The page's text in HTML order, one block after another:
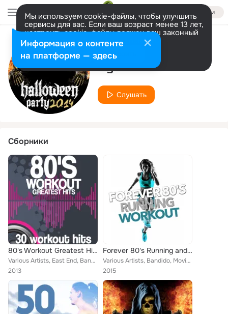
Войти
Мы используем cookie-файлы, чтобы улучшить
сервисы для вас. Если ваш возраст менее 13 лет,
настроить cookie-файлы должен ваш законный
представитель. Больше информации
Разрешить все Настроить
Исполнитель
Cyber Funk
Слушать
Сборники
80's Workout Greatest Hits (30 Workout Hits)
Various Artists, East End, Bandido, Thomas, Axel Force, TK, Sheldon, In.Deep, Cyber Funk, Purple Beat, Level Eleven, DJ Space'c,...
2013
Forever 80's Running and Workout
Various Artists, Bandido, Movimento Latino, Girlzz, In.Deep, Euroboy, Purple Beat, Kikka, Funk Project, DJ Hush, New York Rapper...
2015
Информация о контенте
на платформе — здесь